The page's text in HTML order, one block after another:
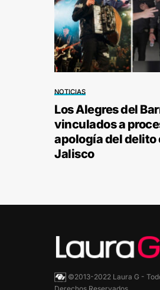
NOTICIAS
Los Alegres del
vinculados a
apología del delito
Jalisco
©2013-2022 Laura G -